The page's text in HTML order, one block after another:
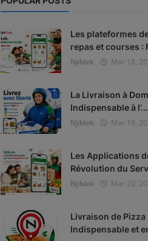
Les plateformes
repas et courses :
Njiblek
Mar 18,
La Livraison à
Indispensable à l’...
Njiblek
Mar 19,
Les Applications
Révolution du
Njiblek
Mar 20,
Livraison de Pizza
Indispensable et